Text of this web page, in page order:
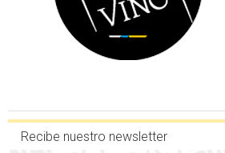
Recibe nuestro newsletter